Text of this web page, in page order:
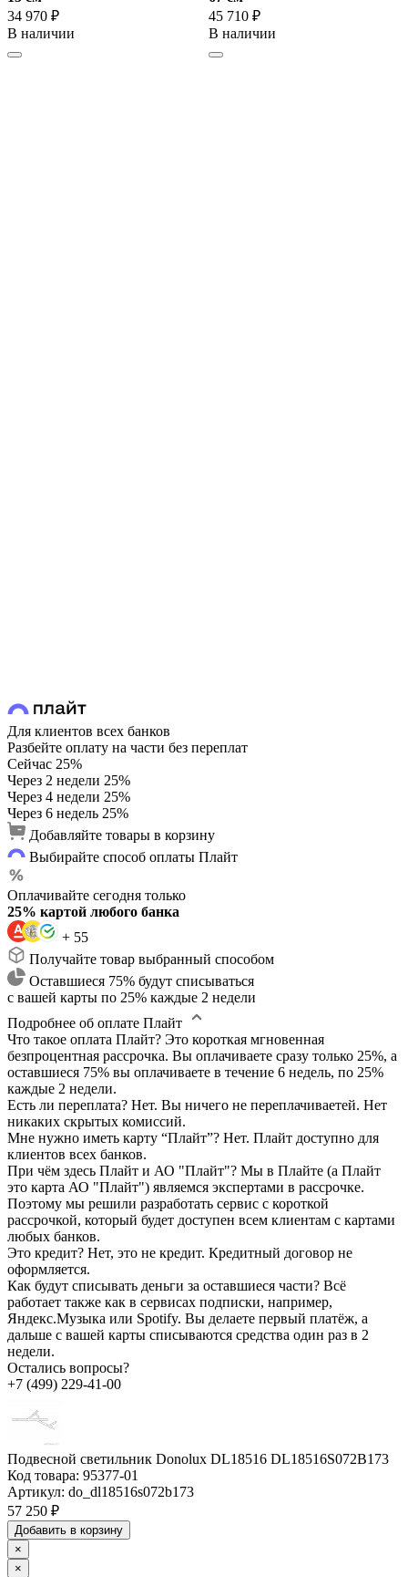
34 970 ₽
В наличии
45 710 ₽
В наличии
Для клиентов всех банков
Разбейте оплату на части без переплат
Сейчас 25%
Через 2 недели 25%
Через 4 недели 25%
Через 6 недель 25%
Добавляйте товары в корзину
Выбирайте способ оплаты Плайт
Оплачивайте сегодня только
25% картой любого банка
+ 55
Получайте товар выбранный способом
Оставшиеся 75% будут списываться
с вашей карты по 25% каждые 2 недели
Подробнее об оплате Плайт
Что такое оплата Плайт? Это короткая мгновенная
безпроцентная рассрочка. Вы оплачиваете сразу только 25%, а
оставшиеся 75% вы оплачиваете в течение 6 недель, по 25%
каждые 2 недели.
Есть ли переплата? Нет. Вы ничего не переплачиваетей. Нет
никаких скрытых комиссий.
Мне нужно иметь карту “Плайт”? Нет. Плайт доступно для
клиентов всех банков.
При чём здесь Плайт и АО "Плайт"? Мы в Плайте (а Плайт
это карта АО "Плайт") являемся экспертами в рассрочке.
Поэтому мы решили разработать сервис с короткой
рассрочкой, который будет доступен всем клиентам с картами
любых банков.
Это кредит? Нет, это не кредит. Кредитный договор не
оформляется.
Как будут списывать деньги за оставшиеся части? Всё
работает также как в сервисах подписки, например,
Яндекс.Музыка или Spotify. Вы делаете первый платёж, а
дальше с вашей карты списываются средства один раз в 2
недели.
Остались вопросы?
+7 (499) 229-41-00
Подвесной светильник Donolux DL18516 DL18516S072B173
Код товара: 95377-01
Артикул: do_dl18516s072b173
57 250 ₽
Добавить в корзину
×
×